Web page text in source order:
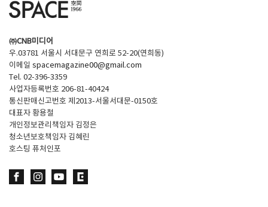
기사문의
Contact
㈜CNB미디어
우.03781 서울시 서대문구 연희로 52-20(연희동)
이메일 spacemagazine00@gmail.com
Tel. 02-396-3359
사업자등록번호 206-81-40424
통신판매신고번호 제2013-서울서대문-0150호
대표자 황용철
개인정보관리책임자 김정은
청소년보호책임자 김혜린
호스팅 퓨처인포